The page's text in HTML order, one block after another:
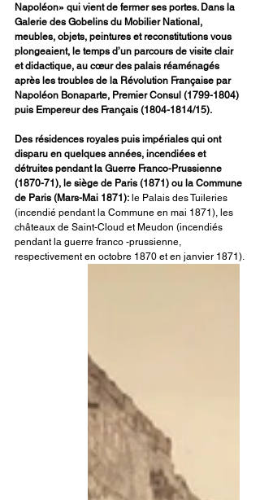
Napoléon» qui vient de fermer ses portes. Dans la
Galerie des Gobelins du Mobilier National,
meubles, objets, peintures et reconstitutions vous
plongeaient, le temps d’un parcours de visite clair
et didactique, au cœur des palais réaménagés
après les troubles de la Révolution Française par
Napoléon Bonaparte, Premier Consul (1799-1804)
puis Empereur des Français (1804-1814/15).
Des résidences royales puis impériales qui ont
disparu en quelques années, incendiées et
détruites pendant la Guerre Franco-Prussienne
(1870-71), le siège de Paris (1871) ou la Commune
de Paris (Mars-Mai 1871): le Palais des Tuileries
(incendié pendant la Commune en mai 1871), les
châteaux de Saint-Cloud et Meudon (incendiés
pendant la guerre franco -prussienne,
respectivement en octobre 1870 et en janvier 1871).